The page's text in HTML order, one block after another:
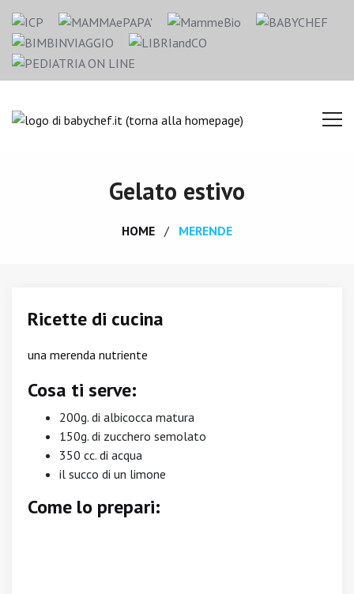
Gelato estivo
HOME MERENDE
Ricette di cucina
una merenda nutriente
Cosa ti serve:
200g. di albicocca matura
150g. di zucchero semolato
350 cc. di acqua
il succo di un limone
Come lo prepari: